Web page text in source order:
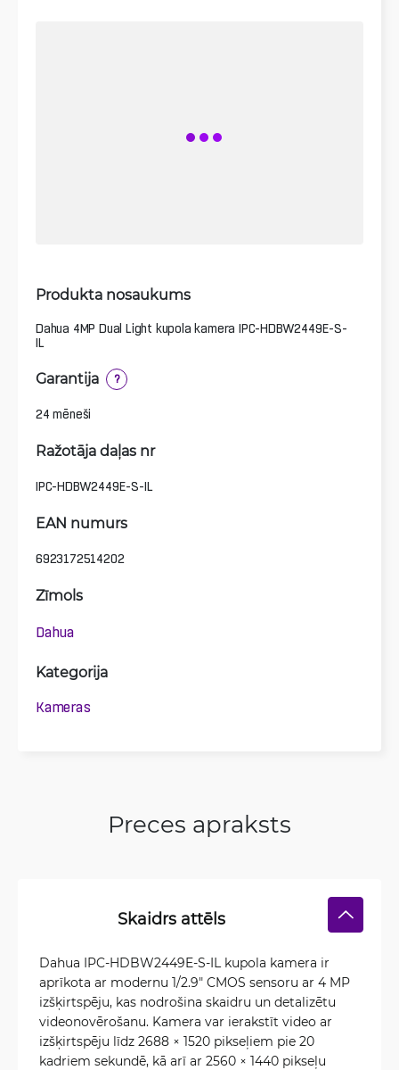
Produkta nosaukums
Dahua 4MP Dual Light kupola kamera IPC-HDBW2449E-S-
IL
Garantija ?
24 mēneši
Ražotāja daļas nr
IPC-HDBW2449E-S-IL
EAN numurs
6923172514202
Zīmols
Dahua
Kategorija
Kameras
Preces apraksts
Skaidrs attēls
Dahua IPC-HDBW2449E-S-IL kupola kamera ir
aprīkota ar modernu 1/2.9″ CMOS sensoru ar 4 MP
izšķirtspēju, kas nodrošina skaidru un detalizētu
videonovērošanu. Kamera var ierakstīt video ar
izšķirtspēju līdz 2688 × 1520 pikseļiem pie 20
kadriem sekundē, kā arī ar 2560 × 1440 pikseļu